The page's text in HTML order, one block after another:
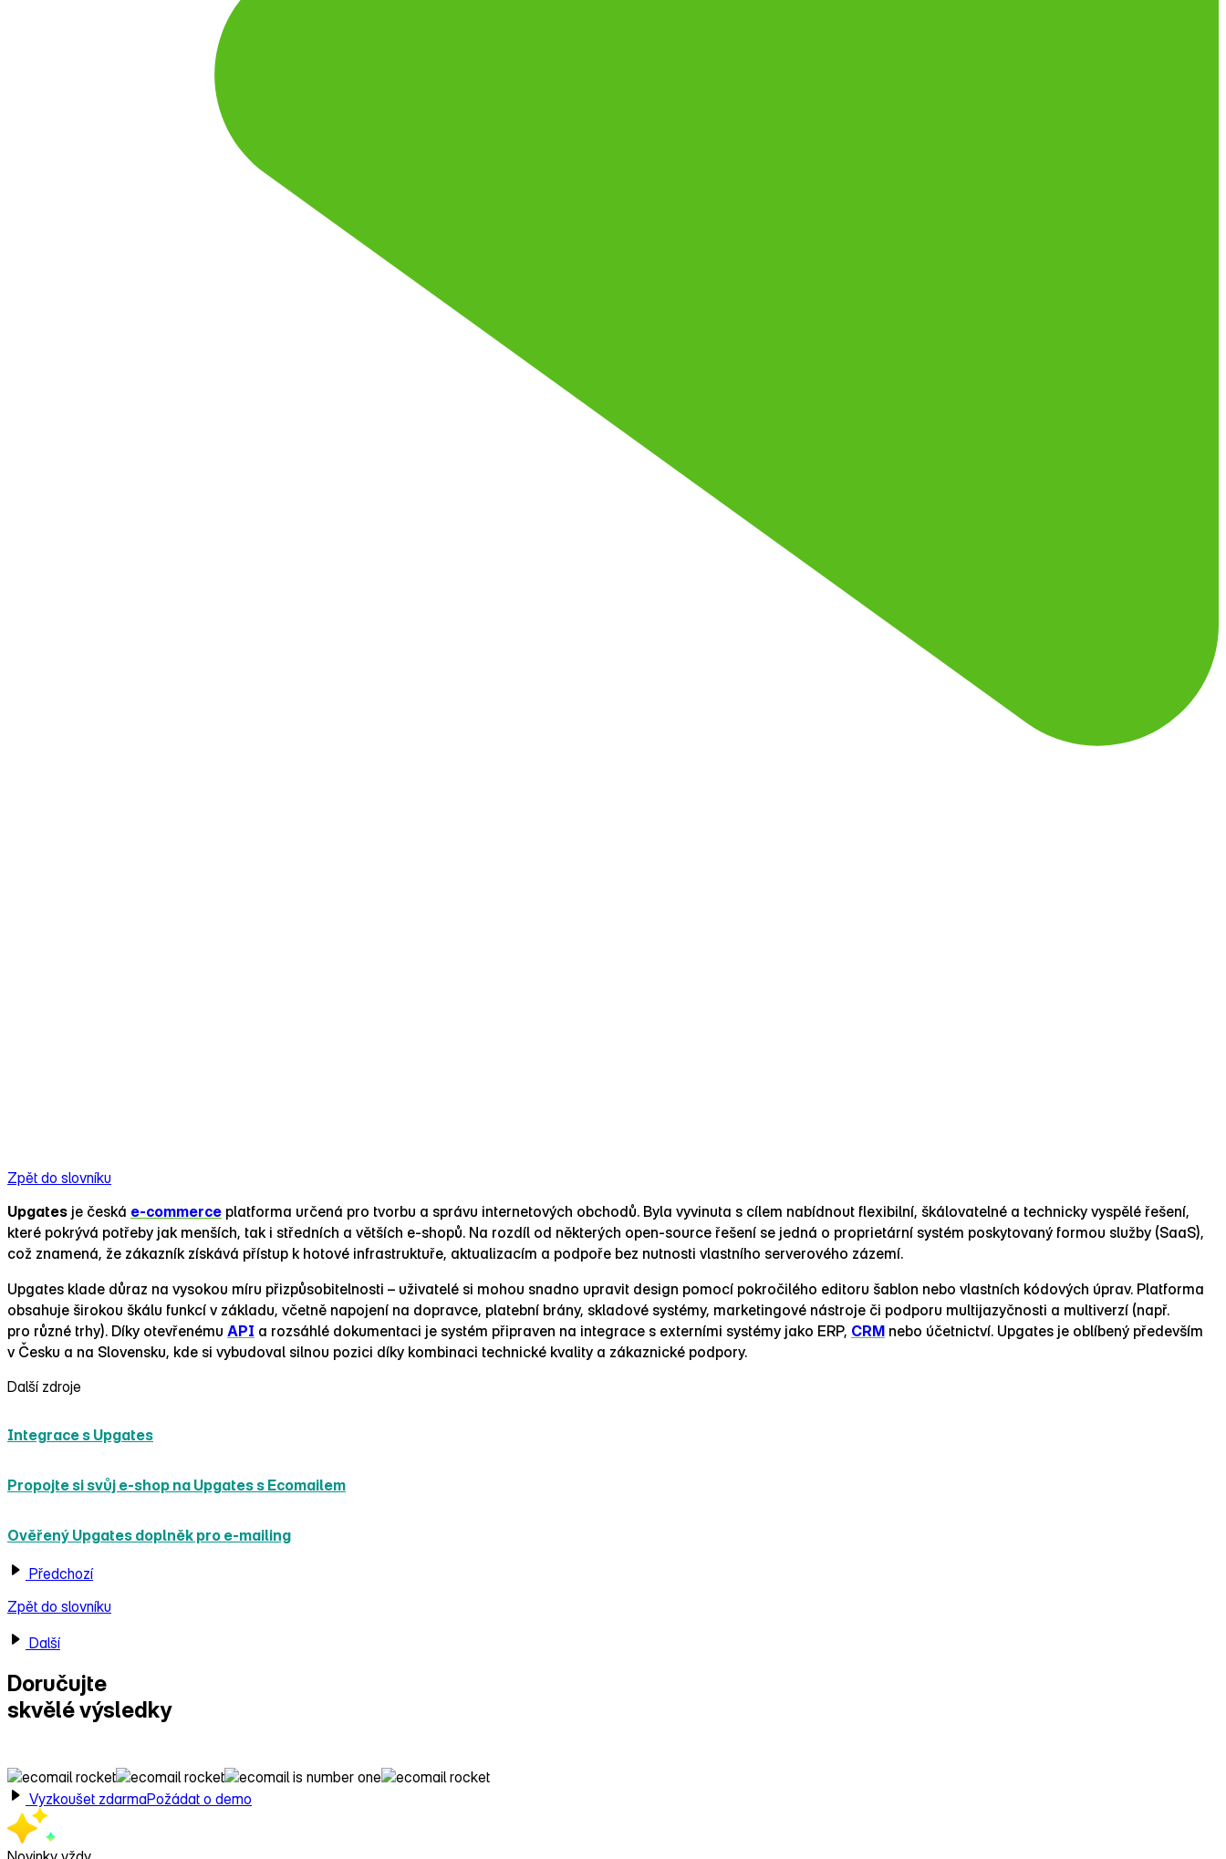
Zpět do slovníku
Upgates je česká e‑commerce platforma určená pro tvorbu a správu internetových obchodů. Byla vyvinuta s cílem nabídnout flexibilní, škálovatelné a technicky vyspělé řešení,
které pokrývá potřeby jak menších, tak i středních a větších e‑shopů. Na rozdíl od některých open‑source řešení se jedná o proprietární systém poskytovaný formou služby (SaaS),
což znamená, že zákazník získává přístup k hotové infrastruktuře, aktualizacím a podpoře bez nutnosti vlastního serverového zázemí.
Upgates klade důraz na vysokou míru přizpůsobitelnosti – uživatelé si mohou snadno upravit design pomocí pokročilého editoru šablon nebo vlastních kódových úprav. Platforma
obsahuje širokou škálu funkcí v základu, včetně napojení na dopravce, platební brány, skladové systémy, marketingové nástroje či podporu multijazyčnosti a multiverzí (např.
pro různé trhy). Díky otevřenému API a rozsáhlé dokumentaci je systém připraven na integrace s externími systémy jako ERP, CRM nebo účetnictví. Upgates je oblíbený především
v Česku a na Slovensku, kde si vybudoval silnou pozici díky kombinaci technické kvality a zákaznické podpory.
Další zdroje
Integrace s Upgates
Propojte si svůj e‑shop na Upgates s Ecomailem
Ověřený Upgates doplněk pro e‑mailing
Předchozí
Zpět do slovníku
Další
Doručujte
skvělé výsledky
Vyzkoušet zdarmaPožádat o demo